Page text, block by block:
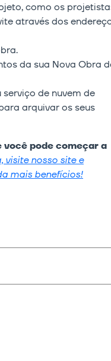
como os
através dos
da sua Nova Obra
de nuvem de
arquivar os seus
você pode começar a
visite nosso site e
mais benefícios!